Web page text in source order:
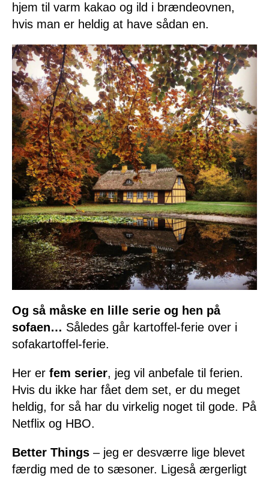
hjem til varm kakao og ild i brændeovnen,
hvis man er heldig at have sådan en.
Og så måske en lille serie og hen på
sofaen… Således går kartoffel-ferie over i
sofakartoffel-ferie.
Her er fem serier, jeg vil anbefale til ferien.
Hvis du ikke har fået dem set, er du meget
heldig, for så har du virkelig noget til gode. På
Netflix og HBO.
Better Things – jeg er desværre lige blevet
færdig med de to sæsoner. Ligeså ærgerligt